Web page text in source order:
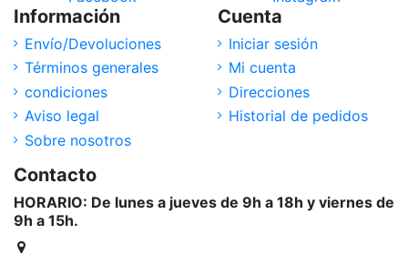
Información
Envío/Devoluciones
Términos generales
condiciones
Aviso legal
Sobre nosotros
Cuenta
Iniciar sesión
Mi cuenta
Direcciones
Historial de pedidos
Contacto
HORARIO: De lunes a jueves de 9h a 18h y viernes de
9h a 15h.